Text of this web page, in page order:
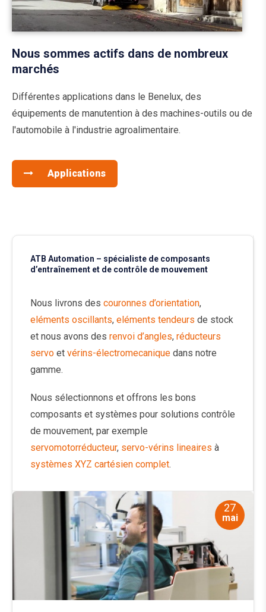
Nous sommes actifs dans de nombreux
marchés
Différentes applications dans le Benelux, des
équipements de manutention à des machines-outils ou de
l'automobile à l'industrie agroalimentaire.
Applications
ATB Automation – spécialiste de composants
d’entraînement et de contrôle de mouvement
Nous livrons des couronnes d’orientation,
eléments oscillants, eléments tendeurs de stock
et nous avons des renvoi d’angles, réducteurs
servo et vérins-électromecanique dans notre
gamme.
Nous sélectionnons et offrons les bons
composants et systèmes pour solutions contrôle
de mouvement, par exemple
servomotorréducteur, servo-vérins lineaires à
systèmes XYZ cartésien complet.
27
mai